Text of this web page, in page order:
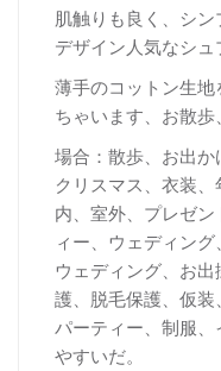
肌触りも良く、シ
デザイン人気なシュ
薄手のコットン生
ちゃいます、お散歩
場合：散歩、お出か
クリスマス、衣装
内、室外、プレゼ
ィー、ウェディング
ウェディング、お
護、脱毛保護、仮
パーティー、制服
やすいだ。